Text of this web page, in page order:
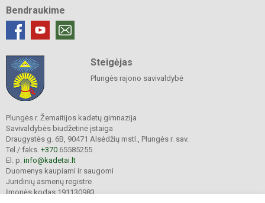
Bendraukime
Steigėjas
Plungės rajono savivaldybė
Plungės r. Žemaitijos kadetų gimnazija
Savivaldybės biudžetinė įstaiga
Draugystės g. 6B, 90471 Alsėdžių mstl., Plungės r. sav.
Tel./ faks. +370 65585255
El. p. info@kadetai.lt
Duomenys kaupiami ir saugomi
Juridinių asmenų registre
Įmonės kodas 191130983